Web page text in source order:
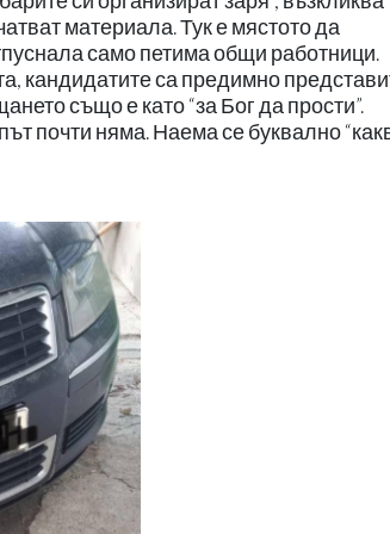
материала. Тук е мястото да
само петима общи работници.
кандидатите са предимно
също е като “за Бог да прости”.
почти няма. Наема се буквално